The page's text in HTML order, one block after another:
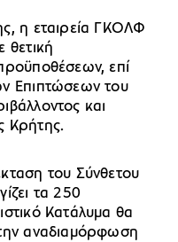
η εταιρεία ΓΚΟΛΦ
θετική
επί
Επιπτώσεων του
και
Κρήτης.
του Σύνθετου
τα 250
Κατάλυμα θα
αναδιαμόρφωση